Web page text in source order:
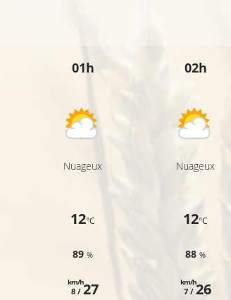
01h
Nuageux
12°C
89%
8 /
km/h27
02h
Nuageux
12°C
88%
7 /
km/h26